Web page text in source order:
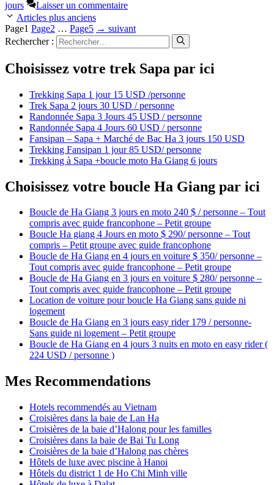
jours
Laisser un commentaire
Articles plus anciens
Page1 Page2 … Page5 → suivant
Rechercher :
Choisissez votre trek Sapa par ici
Trekking Sapa 1 jour 15 USD /personne
Trek Sapa 2 jours 30 USD / personne
Randonnée Sapa 3 Jours 45 USD / personne
Randonnée Sapa 4 Jours 60 USD / personne
Fansipan – Sapa + Marché de Bac Ha 3 jours 150 USD
Trekking Fansipan 1 jour 85 USD/ personne
Trekking à Sapa +boucle moto Ha Giang 6 jours
Choisissez votre boucle Ha Giang par ici
Boucle de Ha Giang 3 jours en moto 240 $ / personne – Tout
compris avec guide francophone – Petit groupe
Boucle Ha giang 4 Jours en moto $ 290/ personne – Tout
compris – Petit groupe avec guide francophone
Boucle de Ha Giang en 4 jours en voiture $ 350/ personne –
Tout compris avec guide francophone – Petit groupe
Boucle de Ha Giang en 3 jours en voiture $ 280/ personne –
Tout compris avec guide francophone – Petit groupe
Location de voiture pour boucle Ha Giang sans guide ni
logement
Boucle de Ha Giang en 3 jours easy rider 179 / personne-
Sans guide ni logement – Petit groupe
Boucle de Ha Giang en 4 jours 3 nuits en moto en easy rider (
224 USD / personne )
Mes Recommendations
Hotels recommendés au Vietnam
Croisières dans la baie de Lan Ha
Croisières de la baie d’Halong pour les familles
Croisières dans la baie de Bai Tu Long
Croisières de la baie d’Halong pas chères
Hôtels de luxe avec piscine à Hanoi
Hôtels du district 1 de Ho Chi Minh ville